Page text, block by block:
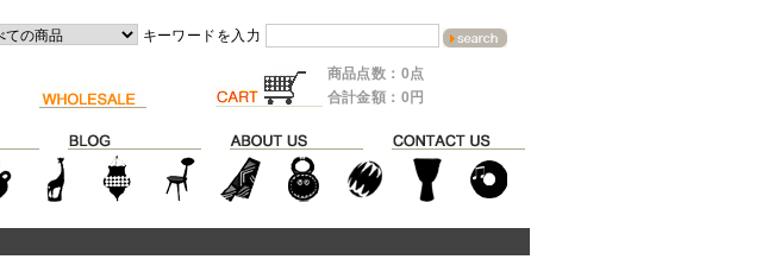
キーワードを入力
商品点数：0点
合計金額：0円